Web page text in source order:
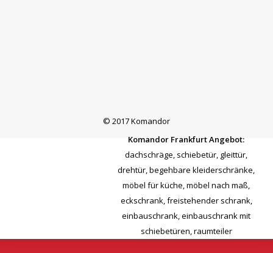
© 2017 Komandor
Komandor Frankfurt Angebot:
dachschräge, schiebetür, gleittür,
drehtür,begehbare kleiderschränke,
möbel für küche,möbel nach maß,
eckschrank,freistehender schrank,
einbauschrank,einbauschrank mit
schiebetüren,raumteiler